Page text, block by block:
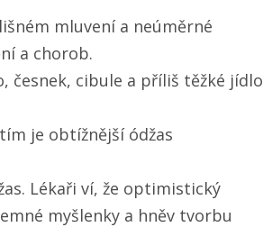
mluvení a neúměrné
a chorob.
česnek, cibule a příliš těžké jídlo
je obtížnější ódžas
Lékaři ví, že optimistický
myšlenky a hněv tvorbu